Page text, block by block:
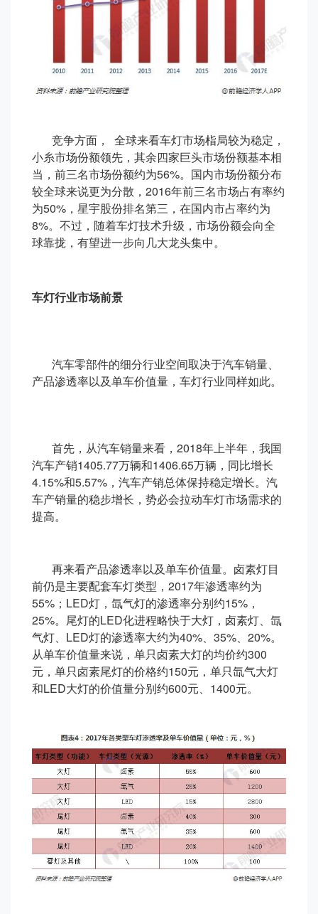
竞争方面， 全球来看车灯市场栺局较为稳定，
小糸市场份额领先，其余四家巨头市场份额基本相
当，前三名市场份额约为56%。国内市场份额分布
较全球来说更为分散，2016年前三名市场占有率约
为50%，星宇股份排名第三，在国内市占率约为
8%。不过，随着车灯技术升级，市场份额会向全
球靠拢，有望进一步向几大龙头集中。
车灯行业市场前景
汽车零部件的细分行业空间取决于汽车销量、
产品渗透率以及单车价值量，车灯行业同样如此。
首先，从汽车销量来看，2018年上半年，我国
汽车产销1405.77万辆和1406.65万辆，同比增长
4.15%和5.57%，汽车产销总体保持稳定增长。汽
车产销量的稳步增长，势必会拉动车灯市场需求的
提高。
再来看产品渗透率以及单车价值量。卤素灯目
前仍是主要配套车灯类型，2017年渗透率约为
55%；LED灯，氙气灯的渗透率分别约15%，
25%。尾灯的LED化进程略快于大灯，卤素灯、氙
气灯、LED灯的渗透率大约为40%、35%、20%。
从单车价值量来说，单只卤素大灯的均价约300
元，单只卤素尾灯的价格约150元，单只氙气大灯
和LED大灯的价值量分别约600元、1400元。